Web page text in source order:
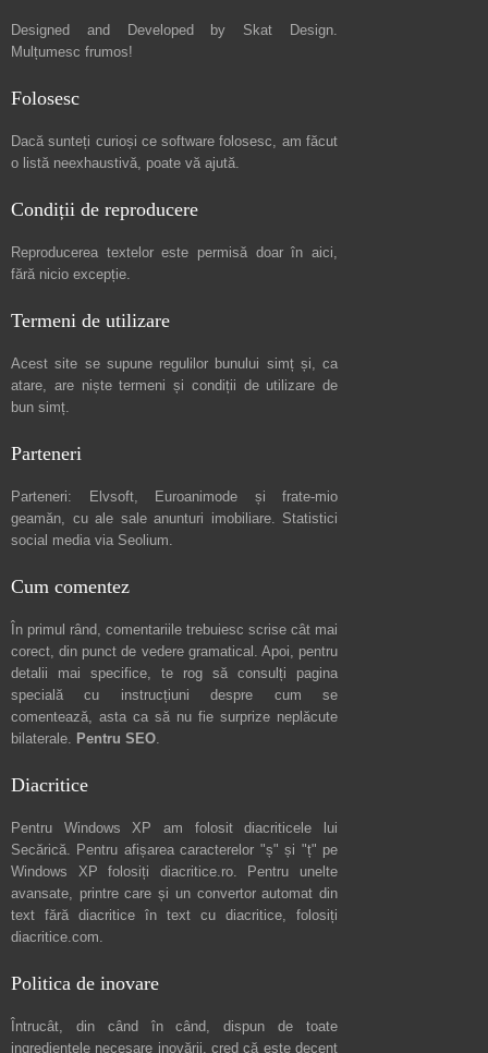
Designed and Developed by Skat Design.
Mulțumesc frumos!
Folosesc
Dacă sunteți curioși ce software folosesc, am făcut
o listă neexhaustivă, poate vă ajută.
Condiții de reproducere
Reproducerea textelor este permisă doar în aici,
fără nicio excepție.
Termeni de utilizare
Acest site se supune regulilor bunului simț și, ca
atare, are niștetermeni și condiții de utilizare de
bun simț.
Parteneri
Parteneri: Elvsoft, Euroanimode și frate-mio
geamăn, cu ale sale anunturi imobiliare. Statistici
social media via Seolium.
Cum comentez
În primul rând, comentariile trebuiesc scrise cât mai
corect, din punct de vedere gramatical. Apoi, pentru
detalii mai specifice, te rog să consulți pagina
specială cu instrucțiuni despre cum se
comentează, asta ca să nu fie surprize neplăcute
bilaterale. Pentru SEO.
Diacritice
Pentru Windows XP am folosit diacriticele lui
Secărică. Pentru afișarea caracterelor "ș" și "ț" pe
Windows XP folosiți diacritice.ro. Pentru unelte
avansate, printre care și un convertor automat din
text fără diacritice în text cu diacritice, folosiți
diacritice.com.
Politica de inovare
Întrucât, din când în când, dispun de toate
ingredientele necesare inovării, cred că este decent